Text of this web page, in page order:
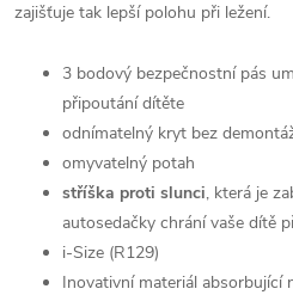
zajišťuje tak lepší polohu při ležení.
3 bodový bezpečnostní pás
připoutání dítěte
odnímatelný kryt bez
omyvatelný potah
stříška proti slunci, která je
autosedačky chrání vaše dítě
i-Size (R129)
Inovativní materiál absorbující